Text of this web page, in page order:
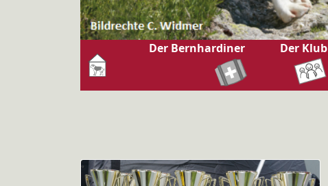
Der Bernhardiner Der Klub